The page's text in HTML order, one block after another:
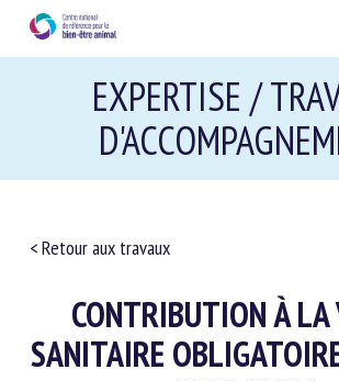
main
EXPERTISE /
< Retour aux travaux
CONTRIBUTION À LA
SANITAIRE
RECEVEZ CHAQUE MOIS
LES DERNIÈRES ACTUALITÉS SUR
Select language